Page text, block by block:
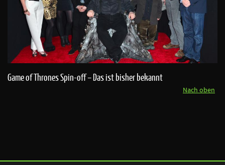
Game of Thrones Spin-off – Das ist bisher bekannt
Nach oben